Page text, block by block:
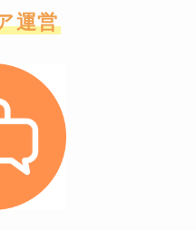
運営